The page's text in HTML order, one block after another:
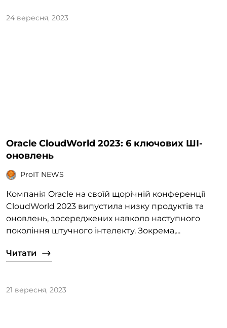
24 вересня, 2023
Oracle CloudWorld 2023: 6 ключових ШІ-
оновлень
ProIT NEWS
Компанія Oracle на своїй щорічній конференції
CloudWorld 2023 випустила низку продуктів та
оновлень, зосереджених навколо наступного
покоління штучного інтелекту. Зокрема,...
Читати
21 вересня, 2023